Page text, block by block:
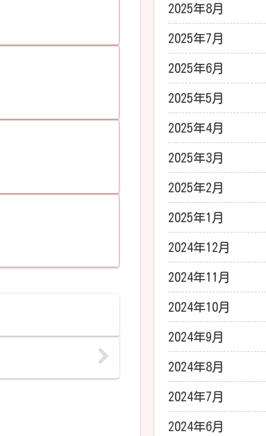
2025年8月
2025年7月
2025年6月
2025年5月
2025年4月
2025年3月
2025年2月
2025年1月
2024年12月
2024年11月
2024年10月
2024年9月
2024年8月
2024年7月
2024年6月